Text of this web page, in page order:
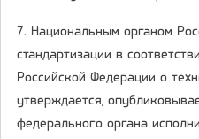
7. Национальным органом
стандартизации в
Российской Федерации о
утверждается,
федерального органа